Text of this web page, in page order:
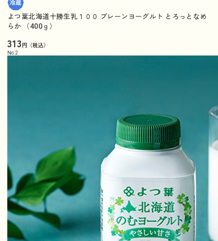
よつ葉北海道十勝生乳１００ プレーンヨーグルト とろっとなめ
らか （400ｇ）
313円（税込）
No. 2